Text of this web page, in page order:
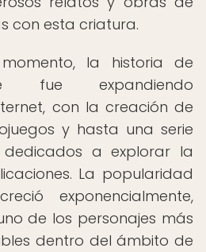
con esta criatura.
la historia de
fue expandiendo
con la creación de
y hasta una serie
a explorar la
La popularidad
exponencialmente,
de los personajes más
dentro del ámbito de